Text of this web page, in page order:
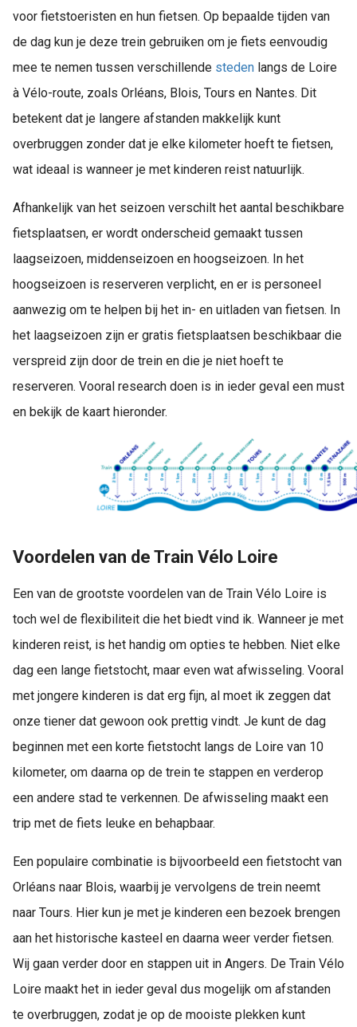
voor fietstoeristen en hun fietsen. Op bepaalde tijden van
de dag kun je deze trein gebruiken om je fiets eenvoudig
mee te nemen tussen verschillende steden langs de Loire
à Vélo-route, zoals Orléans, Blois, Tours en Nantes. Dit
betekent dat je langere afstanden makkelijk kunt
overbruggen zonder dat je elke kilometer hoeft te fietsen,
wat ideaal is wanneer je met kinderen reist natuurlijk.
Afhankelijk van het seizoen verschilt het aantal beschikbare
fietsplaatsen, er wordt onderscheid gemaakt tussen
laagseizoen, middenseizoen en hoogseizoen. In het
hoogseizoen is reserveren verplicht, en er is personeel
aanwezig om te helpen bij het in- en uitladen van fietsen. In
het laagseizoen zijn er gratis fietsplaatsen beschikbaar die
verspreid zijn door de trein en die je niet hoeft te
reserveren. Vooral research doen is in ieder geval een must
en bekijk de kaart hieronder.
Voordelen van de Train Vélo Loire
Een van de grootste voordelen van de Train Vélo Loire is
toch wel de flexibiliteit die het biedt vind ik. Wanneer je met
kinderen reist, is het handig om opties te hebben. Niet elke
dag een lange fietstocht, maar even wat afwisseling. Vooral
met jongere kinderen is dat erg fijn, al moet ik zeggen dat
onze tiener dat gewoon ook prettig vindt. Je kunt de dag
beginnen met een korte fietstocht langs de Loire van 10
kilometer, om daarna op de trein te stappen en verderop
een andere stad te verkennen. De afwisseling maakt een
trip met de fiets leuke en behapbaar.
Een populaire combinatie is bijvoorbeeld een fietstocht van
Orléans naar Blois, waarbij je vervolgens de trein neemt
naar Tours. Hier kun je met je kinderen een bezoek brengen
aan het historische kasteel en daarna weer verder fietsen.
Wij gaan verder door en stappen uit in Angers. De Train Vélo
Loire maakt het in ieder geval dus mogelijk om afstanden
te overbruggen, zodat je op de mooiste plekken kunt